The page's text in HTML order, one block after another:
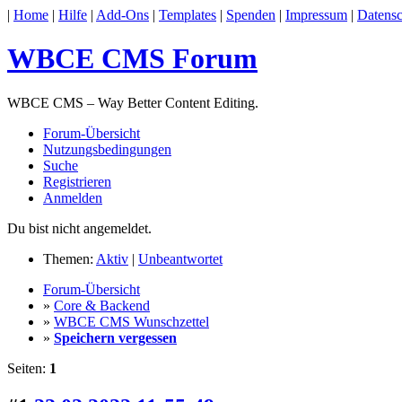
| Home | Hilfe | Add-Ons | Templates | Spenden | Impressum |
WBCE CMS Forum
WBCE CMS – Way Better Content Editing.
Forum-Übersicht
Nutzungsbedingungen
Suche
Registrieren
Anmelden
Du bist nicht angemeldet.
Themen: Aktiv | Unbeantwortet
Forum-Übersicht
» Core & Backend
» WBCE CMS Wunschzettel
» Speichern vergessen
Seiten: 1